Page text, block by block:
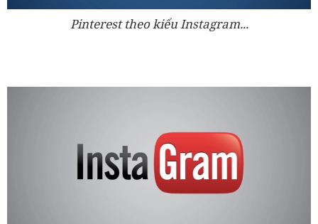
Pinterest theo kiểu Instagram...